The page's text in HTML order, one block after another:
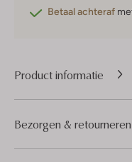
Betaal achteraf
Product informatie
Bezorgen & retourneren